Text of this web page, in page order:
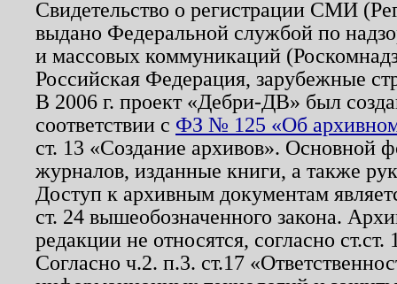
Свидетельство о регистрации СМИ
выдано Федеральной службой по
и массовых коммуникаций
Российская Федерация, зарубежные
В 2006 г. проект «Дебри-ДВ» был
соответствии с ФЗ № 125 «Об
ст. 13 «Создание архивов». Основной
журналов, изданные книги, а также
Доступ к архивным документам
ст. 24 вышеобозначенного закона.
редакции не относятся, согласно
Согласно ч.2. п.3. ст.17